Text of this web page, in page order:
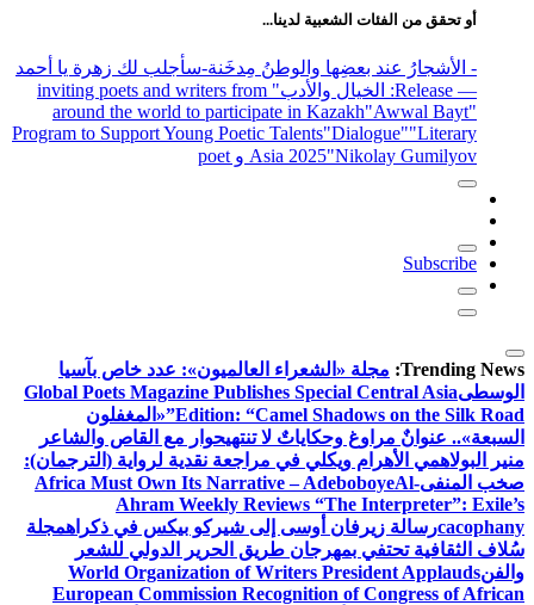
أو تحقق من الفئات الشعبية لدينا...
- الأشجارُ عند بعضِها والوطنُ مِدخَنة-سأجلب لك زهرة يا أحمد
— Release
: الخيال والأدب
" inviting poets and writers from
around the world to participate in Kazakh"Awwal Bayt"
Program to Support Young Poetic Talents"Dialogue""Literary
Asia 2025"Nikolay Gumilyov و poet
Subscribe
Trending News: مجلة «الشعراء العالميون»: عدد خاص بآسيا
الوسطىGlobal Poets Magazine Publishes Special Central Asia
Edition: “Camel Shadows on the Silk Road” «المغفلون
السبعة».. عنوانٌ مراوغ وحكاياتٌ لا تنتهيحوار مع القاص والشاعر
منير البولاهمي الأهرام ويكلي في مراجعة نقدية لرواية (الترجمان):
صخب المنفى
Africa Must Own Its Narrative – AdeboboyeAl-
Ahram Weekly Reviews “The Interpreter”: Exile’s
cacophanyرسالة زيرفان أوسى إلى شيركو بيكس في ذكراهمجلة
سُلاف الثقافية تحتفي بمهرجان طريق الحرير الدولي للشعر
والفنWorld Organization of Writers President Applauds
European Commission Recognition of Congress of African